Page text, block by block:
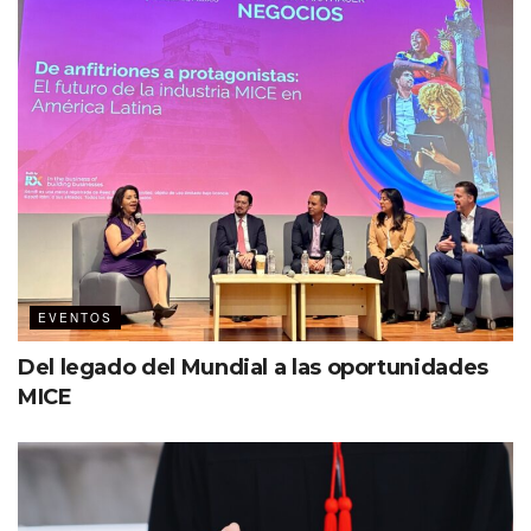
llevan a cabo, en términos de empleos e ingresos
fiscales.
EVENTOS
Del legado del Mundial a las oportunidades
MICE